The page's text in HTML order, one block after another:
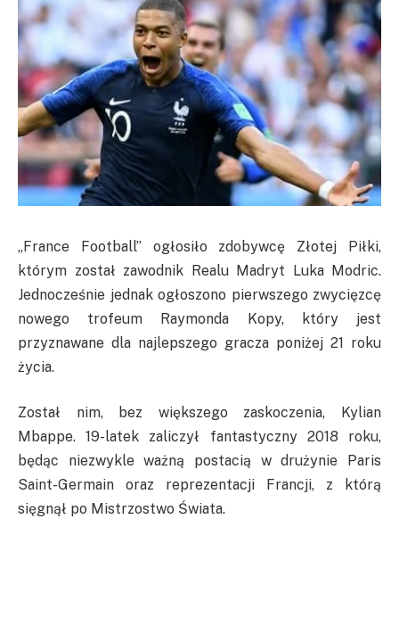
„France Football” ogłosiło zdobywcę Złotej Piłki,
którym został zawodnik Realu Madryt Luka Modric.
Jednocześnie jednak ogłoszono pierwszego zwycięzcę
nowego trofeum Raymonda Kopy, który jest
przyznawane dla najlepszego gracza poniżej 21 roku
życia.
Został nim, bez większego zaskoczenia, Kylian
Mbappe. 19-latek zaliczył fantastyczny 2018 roku,
będąc niezwykle ważną postacią w drużynie Paris
Saint-Germain oraz reprezentacji Francji, z którą
sięgnął po Mistrzostwo Świata.